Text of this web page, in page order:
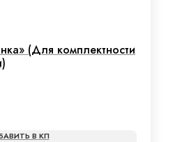
(Для комплектности
КП